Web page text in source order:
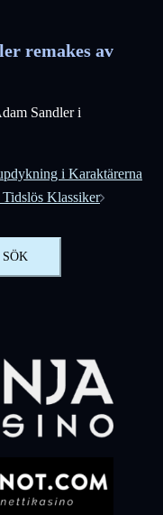
remakes av
Sandler i
i Karaktärerna
Klassiker
SÖK